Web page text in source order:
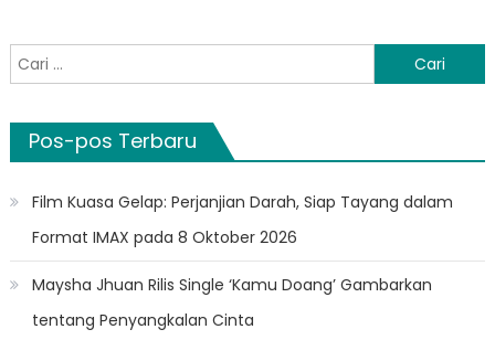
Cari
untuk:
Pos-pos Terbaru
Film Kuasa Gelap: Perjanjian Darah, Siap Tayang dalam
Format IMAX pada 8 Oktober 2026
Maysha Jhuan Rilis Single ‘Kamu Doang’ Gambarkan
tentang Penyangkalan Cinta